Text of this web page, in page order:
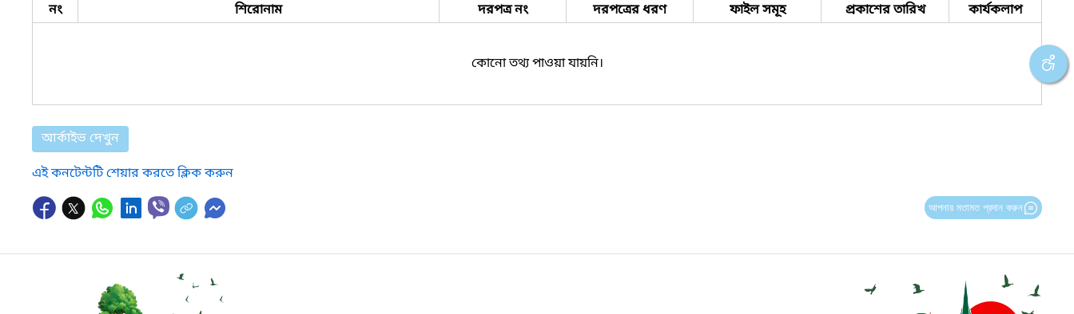
নং শিরোনাম দরপত্র নং দরপত্রের ধরণ ফাইল সমূহ প্রকাশের তারিখ কার্যকলাপ
কোনো তথ্য পাওয়া যায়নি।
আর্কাইভ দেখুন
এই কনটেন্টটি শেয়ার করতে ক্লিক করুন
আপনার মতামত প্রদান করুন